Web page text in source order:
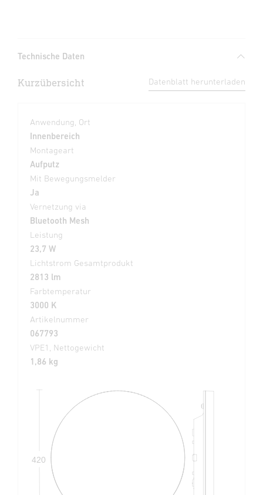
Technische Daten
Kurzübersicht Datenblatt herunterladen
Anwendung, Ort
Innenbereich
Montageart
Aufputz
Mit Bewegungsmelder
Ja
Vernetzung via
Bluetooth Mesh
Leistung
23,7 W
Lichtstrom Gesamtprodukt
2813 lm
Farbtemperatur
3000 K
Artikelnummer
067793
VPE1, Nettogewicht
1,86 kg
420